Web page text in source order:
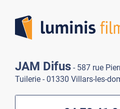
JAM Difus - 587 rue
Tuilerie - 01330 Villars-les-